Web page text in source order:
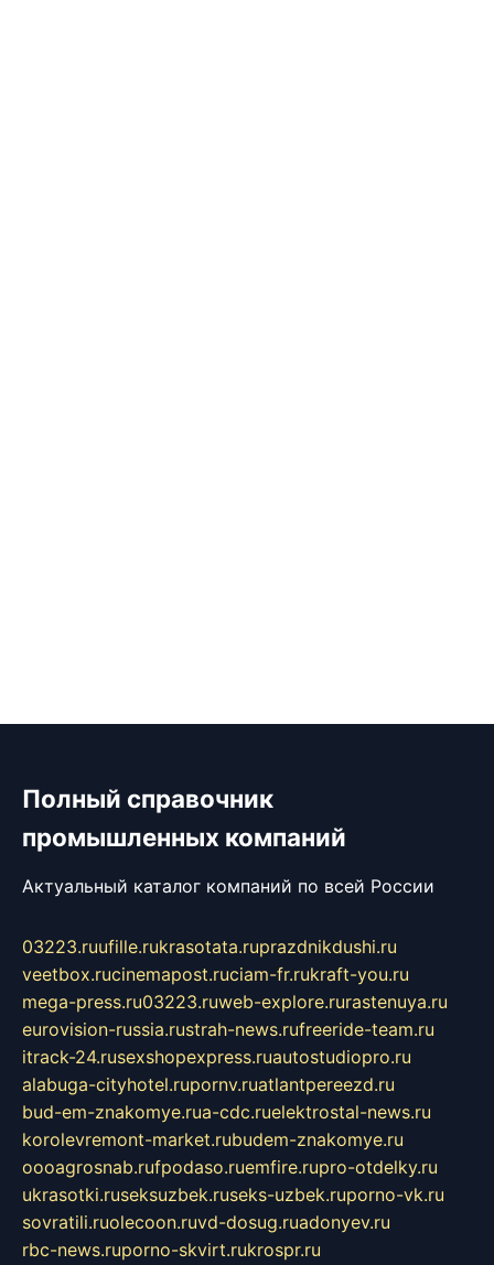
Полный справочник
промышленных компаний
Актуальный каталог компаний по всей России
03223.ruufille.rukrasotata.ruprazdnikdushi.ru
veetbox.rucinemapost.ruciam-fr.rukraft-you.ru
mega-press.ru03223.ruweb-explore.rurastenuya.ru
eurovision-russia.rustrah-news.rufreeride-team.ru
itrack-24.rusexshopexpress.ruautostudiopro.ru
alabuga-cityhotel.rupornv.ruatlantpereezd.ru
bud-em-znakomye.rua-cdc.ruelektrostal-news.ru
korolevremont-market.rubudem-znakomye.ru
oooagrosnab.rufpodaso.ruemfire.rupro-otdelky.ru
ukrasotki.ruseksuzbek.ruseks-uzbek.ruporno-vk.ru
sovratili.ruolecoon.ruvd-dosug.ruadonyev.ru
rbc-news.ruporno-skvirt.rukrospr.ru